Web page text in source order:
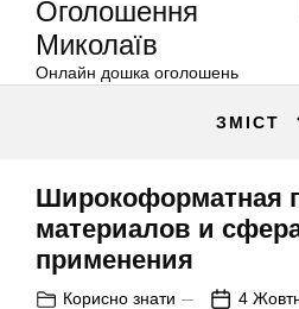
Оголошення
Миколаїв
Онлайн дошка оголошень
ЗМІСТ
Широкоформатная
материалов и
применения
Корисно знати 4